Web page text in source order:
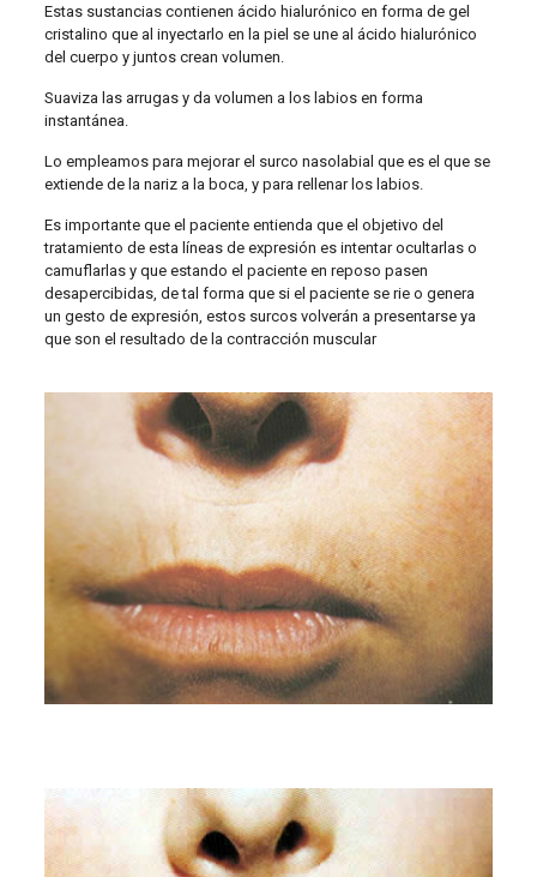
Estas sustancias contienen ácido hialurónico en forma de gel
cristalino que al inyectarlo en la piel se une al ácido hialurónico
del cuerpo y juntos crean volumen.
Suaviza las arrugas y da volumen a los labios en forma
instantánea.
Lo empleamos para mejorar el surco nasolabial que es el que se
extiende de la nariz a la boca, y para rellenar los labios.
Es importante que el paciente entienda que el objetivo del
tratamiento de esta líneas de expresión es intentar ocultarlas o
camuflarlas y que estando el paciente en reposo pasen
desapercibidas, de tal forma que si el paciente se rie o genera
un gesto de expresión, estos surcos volverán a presentarse ya
que son el resultado de la contracción muscular